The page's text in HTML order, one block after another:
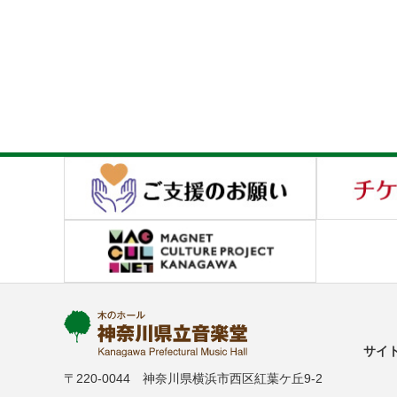
〒220-0044 神奈川県横浜市西区紅葉ケ丘9-2
サイ